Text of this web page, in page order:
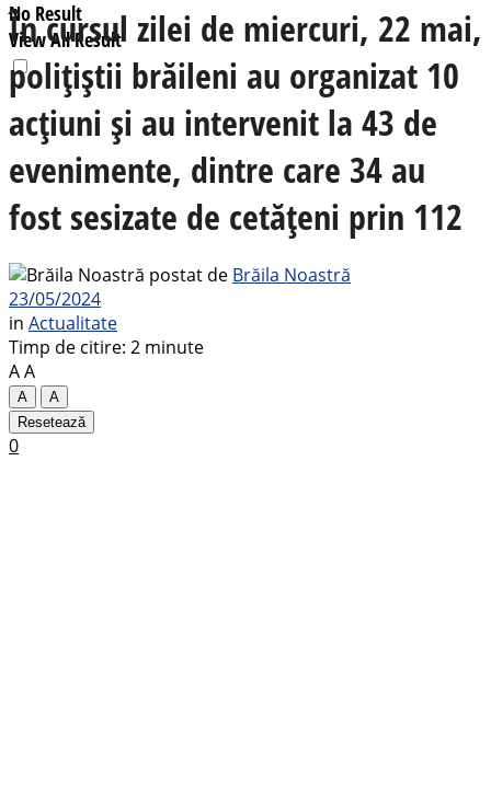
No Result
View All Result
În cursul zilei de miercuri, 22 mai,
polițiștii brăileni au organizat 10
acțiuni și au intervenit la 43 de
evenimente, dintre care 34 au
fost sesizate de cetățeni prin 112
postat de Brăila Noastră
23/05/2024
in Actualitate
Timp de citire: 2 minute
AA
A
A
Resetează
0